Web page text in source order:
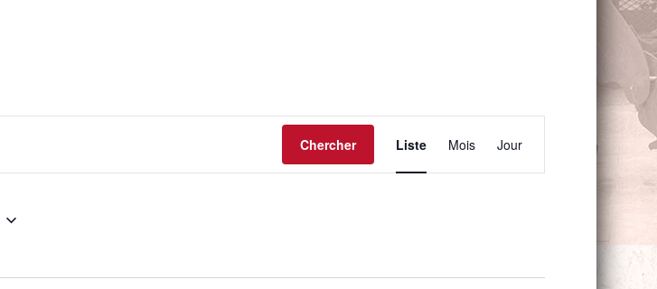
Chercher
de
Liste Mois Jour